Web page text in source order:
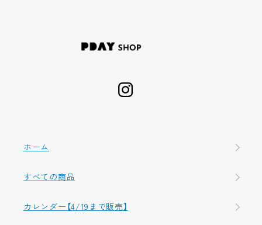
ホーム
すべての商品
カレンダー【4/19まで販売】